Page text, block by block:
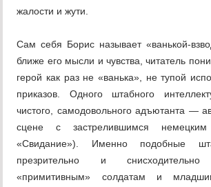
жалости и жути.
Сам себя Борис называет «ванькой-
ближе его мысли и чувства, читатель
герой как раз не «ванька», не тупой
приказов. Одного штабного
чистого, самодовольного адъютанта —
сцене с застрелившимся
«Свидание»). Именно подобные
презрительно и
«примитивным» солдатам и